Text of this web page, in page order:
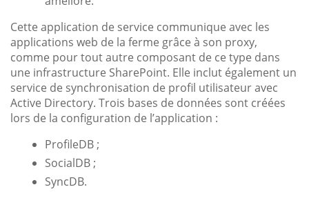
Cette application de service communique avec les
applications web de la ferme grâce à son proxy,
comme pour tout autre composant de ce type dans
une infrastructure SharePoint. Elle inclut également un
service de synchronisation de profil utilisateur avec
Active Directory. Trois bases de données sont créées
lors de la configuration de l’application :
ProfileDB ;
SocialDB ;
SyncDB.